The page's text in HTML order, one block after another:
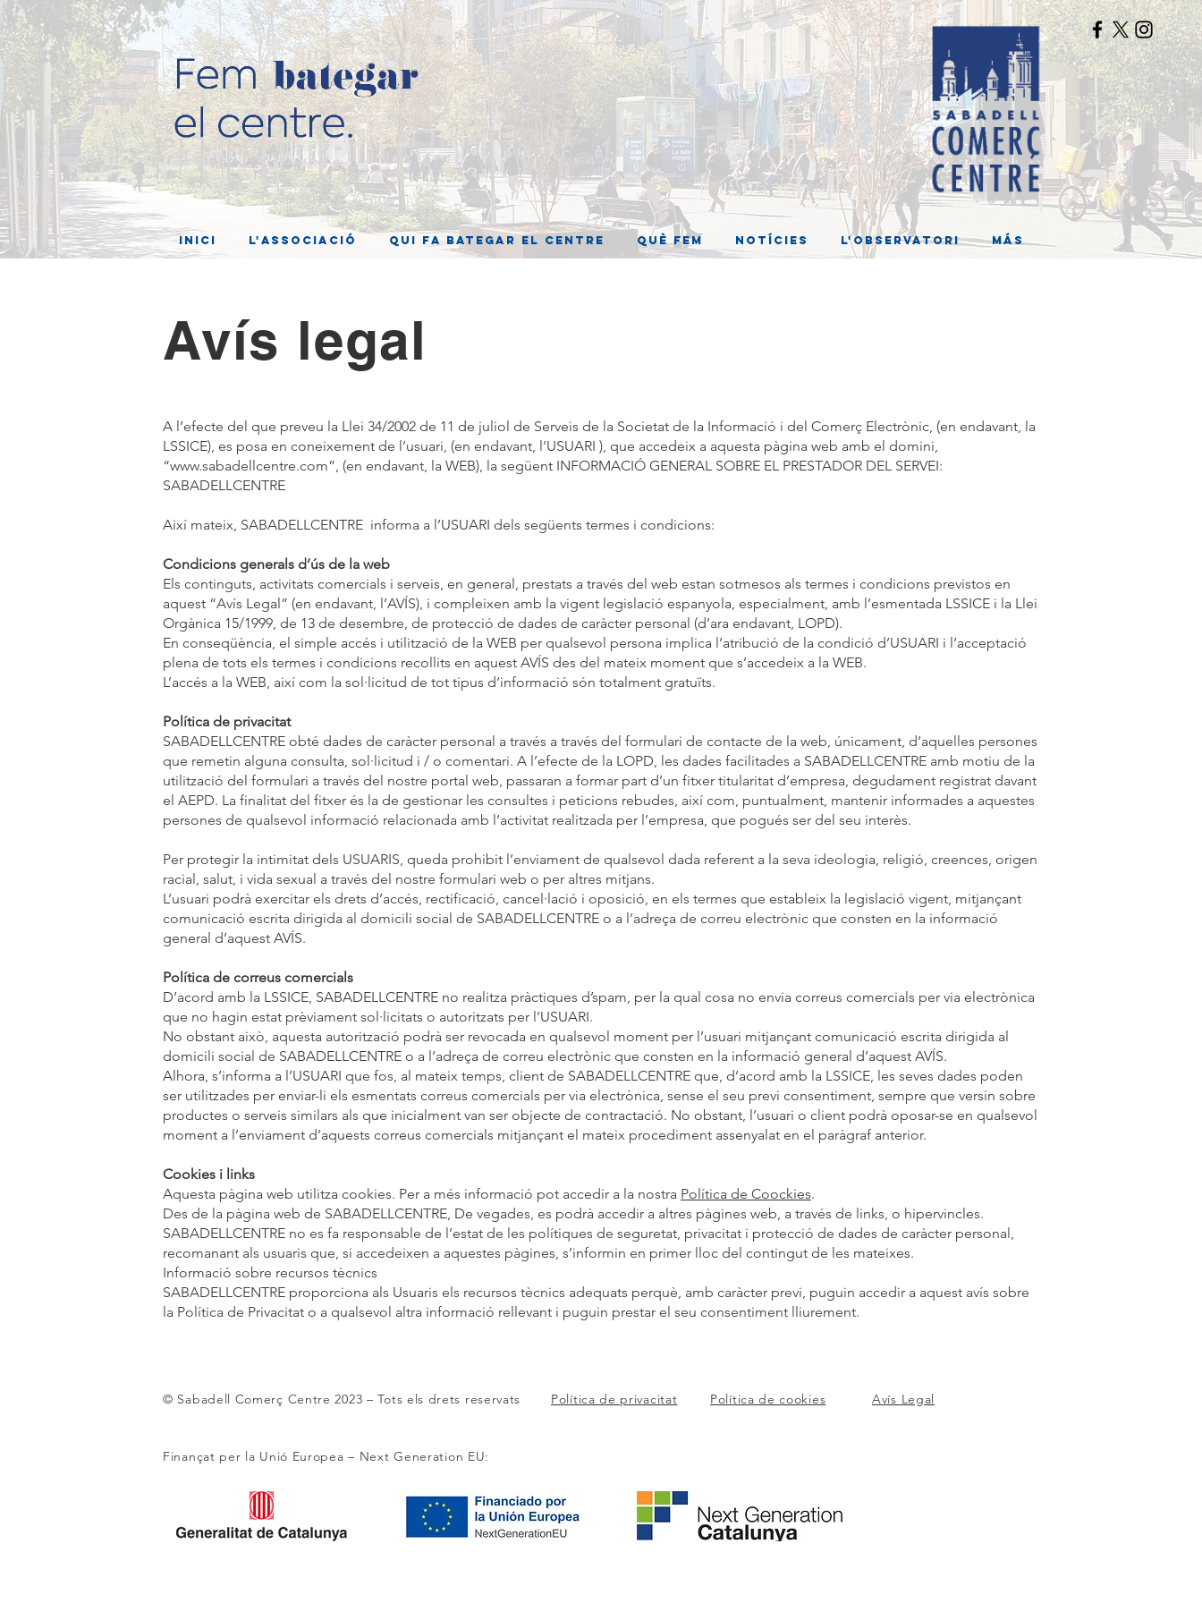
Inici L'associació Qui fa bategar el centre Què fem Notícies L'Observatori Más
Avís legal
A l’efecte del que preveu la Llei 34/2002 de 11 de juliol de Serveis de la Societat de la Informació i del Comerç Electrònic, (en endavant, la
LSSICE), es posa en coneixement de l’usuari, (en endavant, l’USUARI ), que accedeix a aquesta pàgina web amb el domini,
“www.sabadellcentre.com”, (en endavant, la WEB), la següent INFORMACIÓ GENERAL SOBRE EL PRESTADOR DEL SERVEI:
SABADELLCENTRE
Així mateix, SABADELLCENTRE informa a l’USUARI dels següents termes i condicions:
Condicions generals d’ús de la web
Els continguts, activitats comercials i serveis, en general, prestats a través del web estan sotmesos als termes i condicions previstos en
aquest “Avís Legal” (en endavant, l’AVÍS), i compleixen amb la vigent legislació espanyola, especialment, amb l’esmentada LSSICE i la Llei
Orgànica 15/1999, de 13 de desembre, de protecció de dades de caràcter personal (d’ara endavant, LOPD).
En conseqüència, el simple accés i utilització de la WEB per qualsevol persona implica l’atribució de la condició d’USUARI i l’acceptació
plena de tots els termes i condicions recollits en aquest AVÍS des del mateix moment que s’accedeix a la WEB.
L’accés a la WEB, així com la sol·licitud de tot tipus d’informació són totalment gratuïts.
Política de privacitat
SABADELLCENTRE obté dades de caràcter personal a través a través del formulari de contacte de la web, únicament, d’aquelles persones
que remetin alguna consulta, sol·licitud i / o comentari. A l’efecte de la LOPD, les dades facilitades a SABADELLCENTRE amb motiu de la
utilització del formulari a través del nostre portal web, passaran a formar part d’un fitxer titularitat d’empresa, degudament registrat davant
el AEPD. La finalitat del fitxer és la de gestionar les consultes i peticions rebudes, així com, puntualment, mantenir informades a aquestes
persones de qualsevol informació relacionada amb l’activitat realitzada per l’empresa, que pogués ser del seu interès.
Per protegir la intimitat dels USUARIS, queda prohibit l’enviament de qualsevol dada referent a la seva ideologia, religió, creences, origen
racial, salut, i vida sexual a través del nostre formulari web o per altres mitjans.
L’usuari podrà exercitar els drets d’accés, rectificació, cancel·lació i oposició, en els termes que estableix la legislació vigent, mitjançant
comunicació escrita dirigida al domicili social de SABADELLCENTRE o a l’adreça de correu electrònic que consten en la informació
general d’aquest AVÍS.
Política de correus comercials
D’acord amb la LSSICE, SABADELLCENTRE no realitza pràctiques d’spam, per la qual cosa no envia correus comercials per via electrònica
que no hagin estat prèviament sol·licitats o autoritzats per l’USUARI.
No obstant això, aquesta autorització podrà ser revocada en qualsevol moment per l’usuari mitjançant comunicació escrita dirigida al
domicili social de SABADELLCENTRE o a l’adreça de correu electrònic que consten en la informació general d’aquest AVÍS.
Alhora, s’informa a l’USUARI que fos, al mateix temps, client de SABADELLCENTRE que, d’acord amb la LSSICE, les seves dades poden
ser utilitzades per enviar-li els esmentats correus comercials per via electrònica, sense el seu previ consentiment, sempre que versin sobre
productes o serveis similars als que inicialment van ser objecte de contractació. No obstant, l’usuari o client podrà oposar-se en qualsevol
moment a l’enviament d’aquests correus comercials mitjançant el mateix procediment assenyalat en el paràgraf anterior.
Cookies i links
Aquesta pàgina web utilitza cookies. Per a més informació pot accedir a la nostra Política de Coockies.
Des de la pàgina web de SABADELLCENTRE, De vegades, es podrà accedir a altres pàgines web, a través de links, o hipervincles.
SABADELLCENTRE no es fa responsable de l’estat de les polítiques de seguretat, privacitat i protecció de dades de caràcter personal,
recomanant als usuaris que, si accedeixen a aquestes pàgines, s’informin en primer lloc del contingut de les mateixes.
Informació sobre recursos tècnics
SABADELLCENTRE proporciona als Usuaris els recursos tècnics adequats perquè, amb caràcter previ, puguin accedir a aquest avís sobre
la Política de Privacitat o a qualsevol altra informació rellevant i puguin prestar el seu consentiment lliurement.
© Sabadell Comerç Centre 2023 – Tots els drets reservats Política de privacitat Política de cookies Avís Legal
Finançat per la Unió Europea – Next Generation EU: